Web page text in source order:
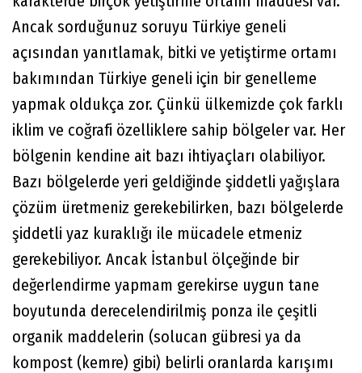
Ancak sorduğunuz soruyu Türkiye geneli
açısından yanıtlamak, bitki ve yetiştirme ortamı
bakımından Türkiye geneli için bir genelleme
yapmak oldukça zor. Çünkü ülkemizde çok farklı
iklim ve coğrafi özelliklere sahip bölgeler var. Her
bölgenin kendine ait bazı ihtiyaçları olabiliyor.
Bazı bölgelerde yeri geldiğinde şiddetli yağışlara
çözüm üretmeniz gerekebilirken, bazı bölgelerde
şiddetli yaz kuraklığı ile mücadele etmeniz
gerekebiliyor. Ancak İstanbul ölçeğinde bir
değerlendirme yapmam gerekirse uygun tane
boyutunda derecelendirilmiş ponza ile çeşitli
organik maddelerin (solucan gübresi ya da
kompost (kemre) gibi) belirli oranlarda karışımı